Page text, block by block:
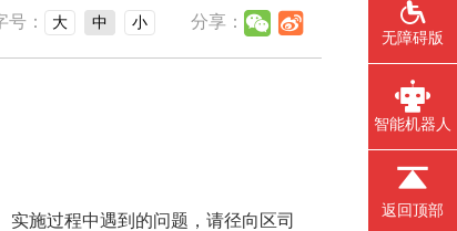
号： 大 中 小 分享：
施过程中遇到的问题，请径向区司
无障碍版
智能机器人
返回顶部